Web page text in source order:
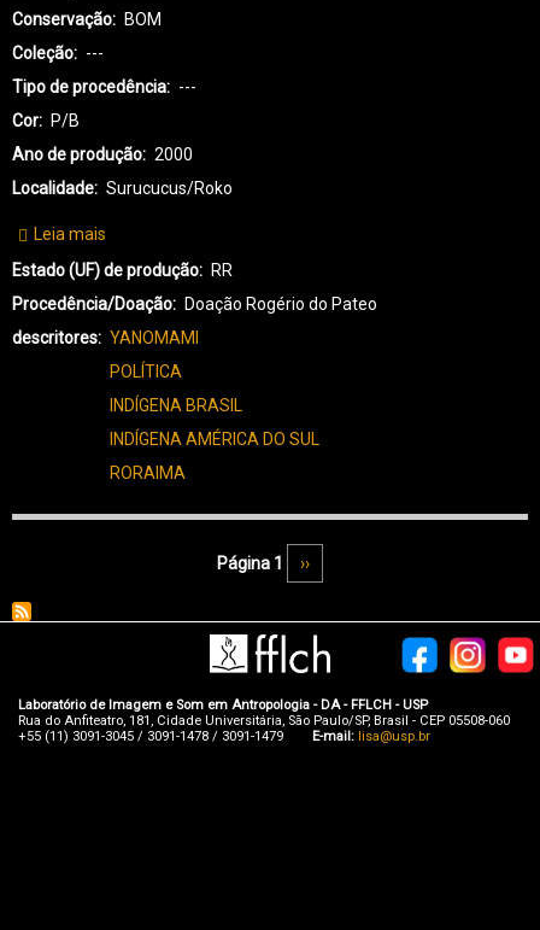
Conservação
BOM
Coleção
---
Tipo de procedência
---
Cor
P/B
Ano de produção
2000
Localidade
Surucucus/Roko
Leia mais
YA-
YANOMAMI-
0018
Estado (UF) de produção
RR
Procedência/Doação
Doação Rogério do Pateo
descritores
YANOMAMI
POLÍTICA
INDÍGENA BRASIL
INDÍGENA AMÉRICA DO SUL
RORAIMA
Página 1 Próxima página
››
Laboratório de Imagem e Som em Antropologia - DA - FFLCH - USP
Rua do Anfiteatro, 181, Cidade Universitária, São Paulo/SP, Brasil - CEP 05508-060
+55 (11) 3091-3045 / 3091-1478 / 3091-1479 E-mail: lisa@usp.br